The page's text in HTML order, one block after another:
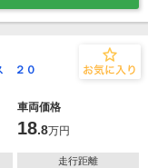
２０
車両価格
18.8万円
走行距離